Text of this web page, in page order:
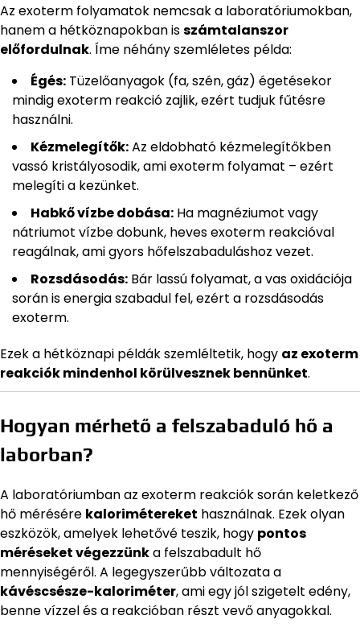
Az exoterm folyamatok nemcsak a laboratóriumokban,
hanem a hétköznapokban isszámtalanszor
előfordulnak. Íme néhány szemléletes példa:
Égés: Tüzelőanyagok (fa, szén, gáz) égetésekor
mindig exoterm reakció zajlik, ezért tudjuk fűtésre
használni.
Kézmelegítők:Az eldobható kézmelegítőkben
vassó kristályosodik, ami exoterm folyamat – ezért
melegíti a kezünket.
Habkő vízbe dobása: Ha magnéziumot vagy
nátriumot vízbe dobunk, heves exoterm reakcióval
reagálnak, ami gyors hőfelszabaduláshoz vezet.
Rozsdásodás: Bár lassú folyamat, a vas oxidációja
során is energia szabadul fel, ezért a rozsdásodás
exoterm.
Ezek a hétköznapi példák szemléltetik, hogy az exoterm
reakciók mindenhol körülvesznek bennünket.
Hogyan mérhető a felszabaduló hő a
laborban?
A laboratóriumban az exoterm reakciók során keletkező
hő mérésére kalorimétereket használnak. Ezek olyan
eszközök, amelyek lehetővé teszik, hogy pontos
méréseket végezzünka felszabadult hő
mennyiségéről. A legegyszerűbb változata a
kávéscsésze-kaloriméter, ami egy jól szigetelt edény,
benne vízzel és a reakcióban részt vevő anyagokkal.